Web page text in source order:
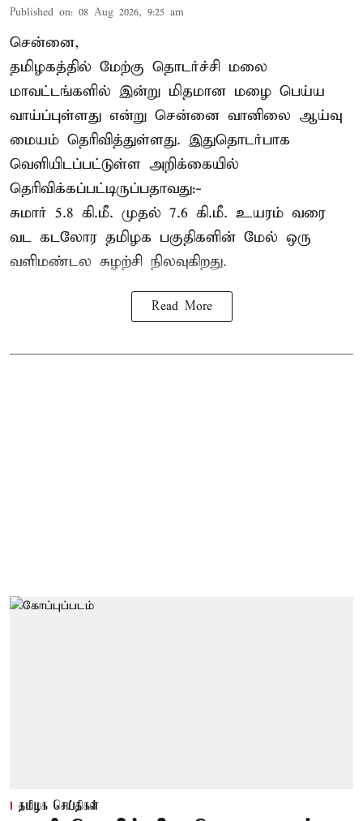
Published on: 08 Aug 2026, 9:25 am
சென்னை,
தமிழகத்தில் மேற்கு தொடர்ச்சி மலை
மாவட்டங்களில் இன்று மிதமான மழை பெய்ய
வாய்ப்புள்ளது என்று சென்னை வானிலை ஆய்வு
மையம் தெரிவித்துள்ளது. இதுதொடர்பாக
வெளியிடப்பட்டுள்ள அறிக்கையில்
தெரிவிக்கப்பட்டிருப்பதாவது:-
சுமார் 5.8 கி.மீ. முதல் 7.6 கி.மீ. உயரம் வரை
வட கடலோர தமிழக பகுதிகளின் மேல் ஒரு
வளிமண்டல சுழற்சி நிலவுகிறது.
Read More
தமிழக செய்திகள்